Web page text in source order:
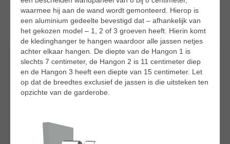
waarmee hij aan de wand wordt gemonteerd. Hierop is
een aluminium gedeelte bevestigd dat – afhankelijk van
het gekozen model – 1, 2 of 3 groeven heeft. Hierin komt
de kledinghanger te hangen waardoor alle jassen netjes
achter elkaar hangen. De diepte van de Hangon 1 is
slechts 7 centimeter, de Hangon 2 is 11 centimeter diep
en de Hangon 3 heeft een diepte van 15 centimeter. Let
op dat de breedtes exclusief de jassen is die uitsteken ten
opzichte van de garderobe.